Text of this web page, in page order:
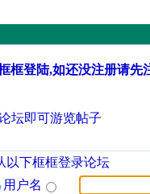
框登陆,如还没注册请先
坛即可游览帖子
以下框框登录论坛
用户名